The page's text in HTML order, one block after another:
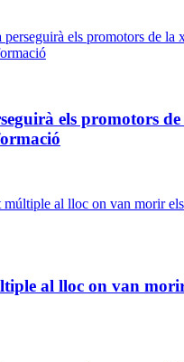
els promotors
al lloc on van